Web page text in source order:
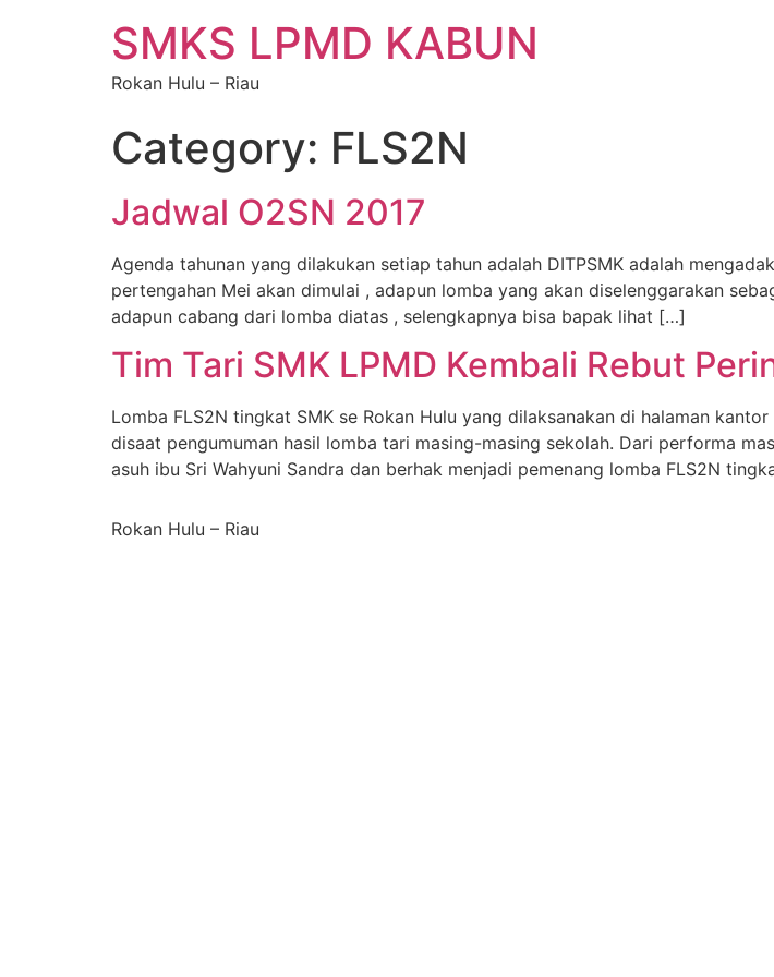
SMKS LPMD KABUN
Rokan Hulu – Riau
Category: FLS2N
Jadwal O2SN 2017
Agenda tahunan yang dilakukan setiap tahun adalah DITPSMK adalah
pertengahan Mei akan dimulai , adapun lomba yang akan diselenggarakan
adapun cabang dari lomba diatas , selengkapnya bisa bapak lihat […]
Tim Tari SMK LPMD Kembali Rebut
Lomba FLS2N tingkat SMK se Rokan Hulu yang dilaksanakan di halaman
disaat pengumuman hasil lomba tari masing-masing sekolah. Dari performa
asuh ibu Sri Wahyuni Sandra dan berhak menjadi pemenang lomba FLS2N
Rokan Hulu – Riau